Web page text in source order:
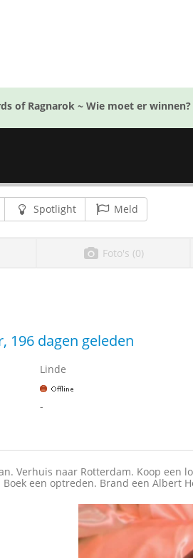
of Ragnarok ~ Wie moet er winnen?
Spotlight Meld
Foto's (0)
196 dagen geleden
Linde
-
Verhuis naar Rotterdam. Koop een
een optreden. Brand een Albert